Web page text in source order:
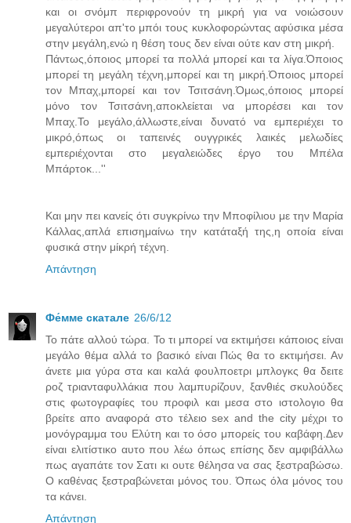
και οι σνόμπ περιφρονούν τη μικρή για να νοιώσουν
μεγαλύτεροι απ'το μπόι τους κυκλοφορώντας αφύσικα μέσα
στην μεγάλη,ενώ η θέση τους δεν είναι ούτε καν στη μικρή.
Πάντως,όποιος μπορεί τα πολλά μπορεί και τα λίγα.Όποιος
μπορεί τη μεγάλη τέχνη,μπορεί και τη μικρή.Όποιος μπορεί
τον Μπαχ,μπορεί και τον Τσιτσάνη.Όμως,όποιος μπορεί
μόνο τον Τσιτσάνη,αποκλείεται να μπορέσει και τον
Μπαχ.Το μεγάλο,άλλωστε,είναι δυνατό να εμπεριέχει το
μικρό,όπως οι ταπεινές ουγγρικές λαικές μελωδίες
εμπεριέχονται στο μεγαλειώδες έργο του Μπέλα
Μπάρτοκ...''
Και μην πει κανείς ότι συγκρίνω την Μποφίλιου με την Μαρία
Κάλλας,απλά επισημαίνω την κατάταξή της,η οποία είναι
φυσικά στην μίκρή τέχνη.
Απάντηση
Фе́ммe скатале 26/6/12
Το πάτε αλλού τώρα. Το τι μπορεί να εκτιμήσει κάποιος είναι
μεγάλο θέμα αλλά το βασικό είναι Πώς θα το εκτιμήσει. Αν
άνετε μια γύρα στα και καλά φουλποετρι μπλογκς θα δειτε
ροζ τριανταφυλλάκια που λαμπυρίζουν, ξανθιές σκυλούδες
στις φωτογραφίες του προφιλ και μεσα στο ιστολογιο θα
βρείτε απο αναφορά στο τέλειο sex and the city μέχρι το
μονόγραμμα του Ελύτη και το όσο μπορείς του καβάφη.Δεν
είναι ελιτίστικο αυτο που λέω όπως επίσης δεν αμφιβάλλω
πως αγαπάτε τον Σατι κι ουτε θέλησα να σας ξεστραβώσω.
Ο καθένας ξεστραβώνεται μόνος του. Όπως όλα μόνος του
τα κάνει.
Απάντηση